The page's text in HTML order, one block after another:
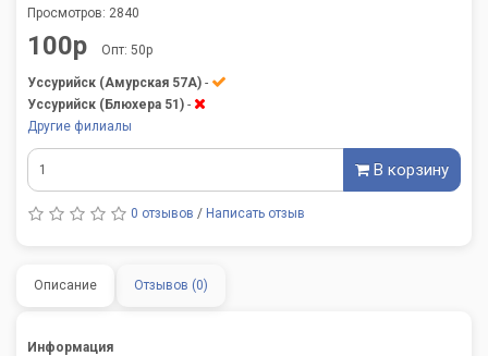
Описание Отзывов (0)
Информация
Просмотров: 2840
100р Опт: 50р
Уссурийск (Амурская 57А) -
Уссурийск (Блюхера 51) -
Другие филиалы
В корзину
0 отзывов / Написать отзыв